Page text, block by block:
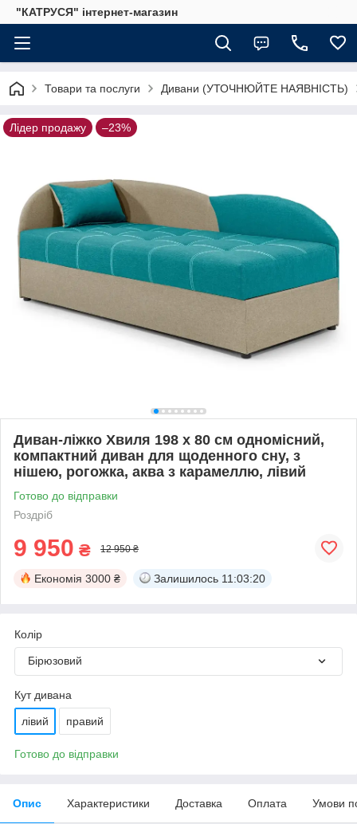
"КАТРУСЯ" інтернет-магазин
Товари та послуги Дивани (УТОЧНЮЙТЕ НАЯВНІСТЬ)
Лідер продажу –23%
Диван-ліжко Хвиля 198 х 80 см одномісний,
компактний диван для щоденного сну, з
нішею, рогожка, аква з карамеллю, лівий
Готово до відправки
Роздріб
9 950 ₴ 12 950 ₴
Економія 3000 ₴ Залишилось 11:03:19
Колір
Бірюзовий
Кут дивана
лівий правий
Готово до відправки
Опис Характеристики Доставка Оплата Умови